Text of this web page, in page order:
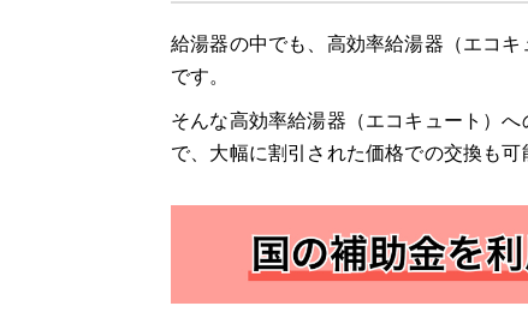
交換パラダイスの口コミ
給湯器駆けつけ隊 ミズテック
給湯器駆けつけ隊 ミズテックの口コミ
給湯器の中でも、高効率給湯器（エコ
です。
そんな高効率給湯器（エコキュート）
で、大幅に割引された価格での交換も可